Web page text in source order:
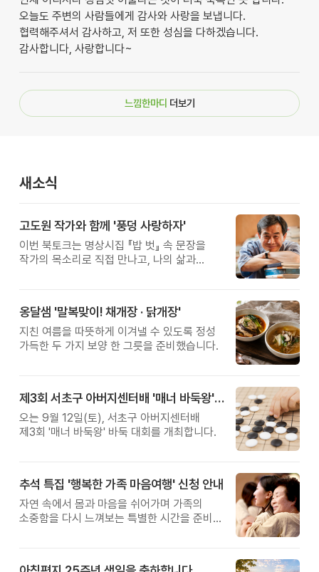
오늘도 주변의 사람들에게 감사와 사랑을 보냅니다.
협력해주셔서 감사하고, 저 또한 성심을 다하겠습니다.
감사합니다, 사랑합니다~
느낌한마디 더보기
새소식
고도원 작가와 함께 '풍덩 사랑하자'
이번 북토크는 명상시집 『밥 벗』 속 문장을
작가의 목소리로 직접 만나고, 나의 삶과
옹달샘 '말복맞이! 채개장 · 닭개장'
지친 여름을 따뜻하게 이겨낼 수 있도록 정성
가득한 두 가지 보양 한 그릇을 준비했습니다.
제3회 서초구 아버지센터배 '매너 바둑왕' 대회
오는 9월 12일(토), 서초구 아버지센터배
제3회 '매너 바둑왕' 바둑 대회를 개최합니다.
추석 특집 '행복한 가족 마음여행' 신청 안내
자연 속에서 몸과 마음을 쉬어가며 가족의
소중함을 다시 느껴보는 특별한 시간을 준비해